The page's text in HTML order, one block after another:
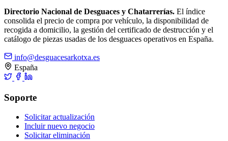
Directorio Nacional de Desguaces y Chatarrerías. El índice
consolida el precio de compra por vehículo, la disponibilidad de
recogida a domicilio, la gestión del certificado de destrucción y el
catálogo de piezas usadas de los desguaces operativos en España.
info@desguacesarkotxa.es
España
Soporte
Solicitar actualización
Incluir nuevo negocio
Solicitar eliminación